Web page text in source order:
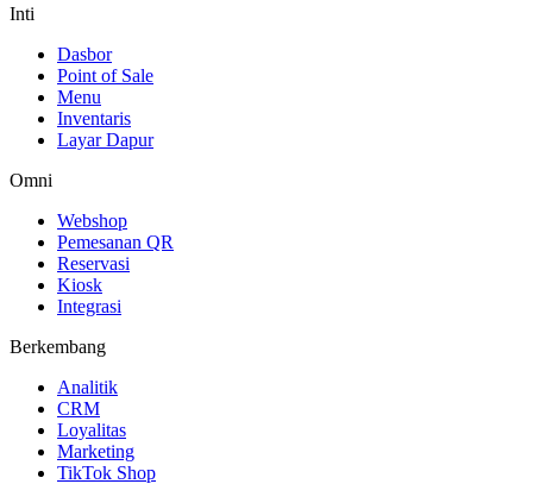
Inti
Dasbor
Point of Sale
Menu
Inventaris
Layar Dapur
Omni
Webshop
Pemesanan QR
Reservasi
Kiosk
Integrasi
Berkembang
Analitik
CRM
Loyalitas
Marketing
TikTok Shop